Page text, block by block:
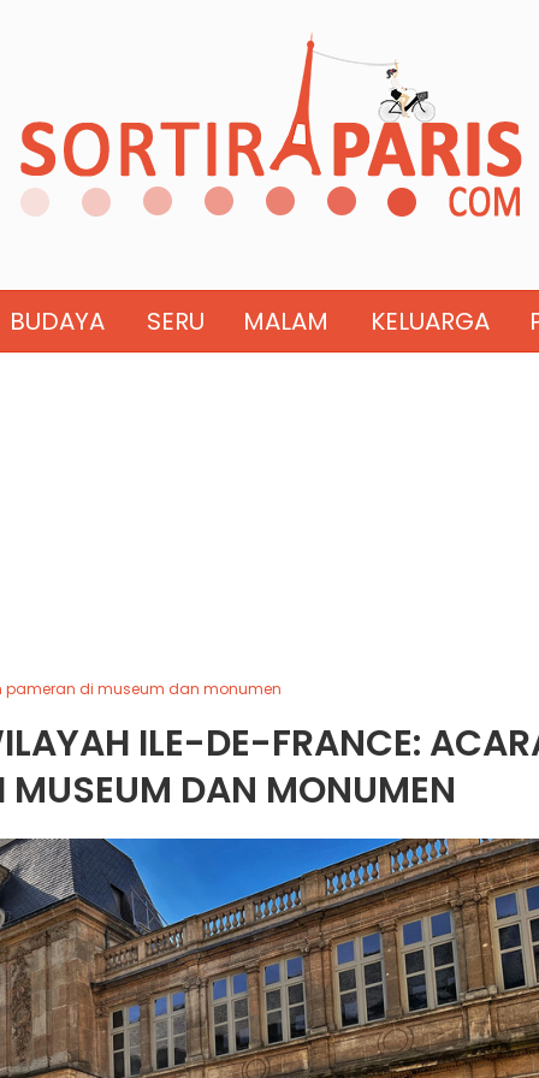
BUDAYA SERU MALAM KELUARGA
pameran di museum dan monumen
ILE-DE-FRANCE:
MUSEUM DAN MONUMEN